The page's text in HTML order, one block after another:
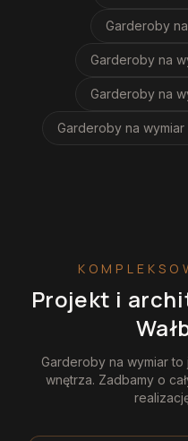
Garderoby
Garderoby na
Garderoby na
Garderoby na wymiar
Projekt i
Garderoby na wymiarto
wnętrza. Zadbamy o